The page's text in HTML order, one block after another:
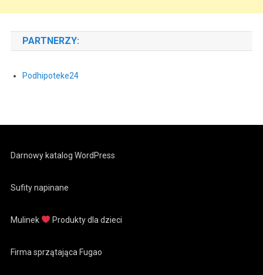
PARTNERZY:
Podhipoteke24
Darnowy katalog WordPress
Sufity napinane
Mulinek Produkty dla dzieci
Firma sprzątająca Fugao